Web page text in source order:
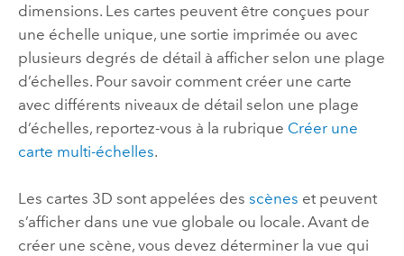
dimensions. Les cartes peuvent être conçues pour
une échelle unique, une sortie imprimée ou avec
plusieurs degrés de détail à afficher selon une plage
d’échelles. Pour savoir comment créer une carte
avec différents niveaux de détail selon une plage
d’échelles, reportez-vous à la rubrique Créer une
carte multi-échelles.
Les cartes 3D sont appelées des scènes et peuvent
s’afficher dans une vue globale ou locale. Avant de
créer une scène, vous devez déterminer la vue qui